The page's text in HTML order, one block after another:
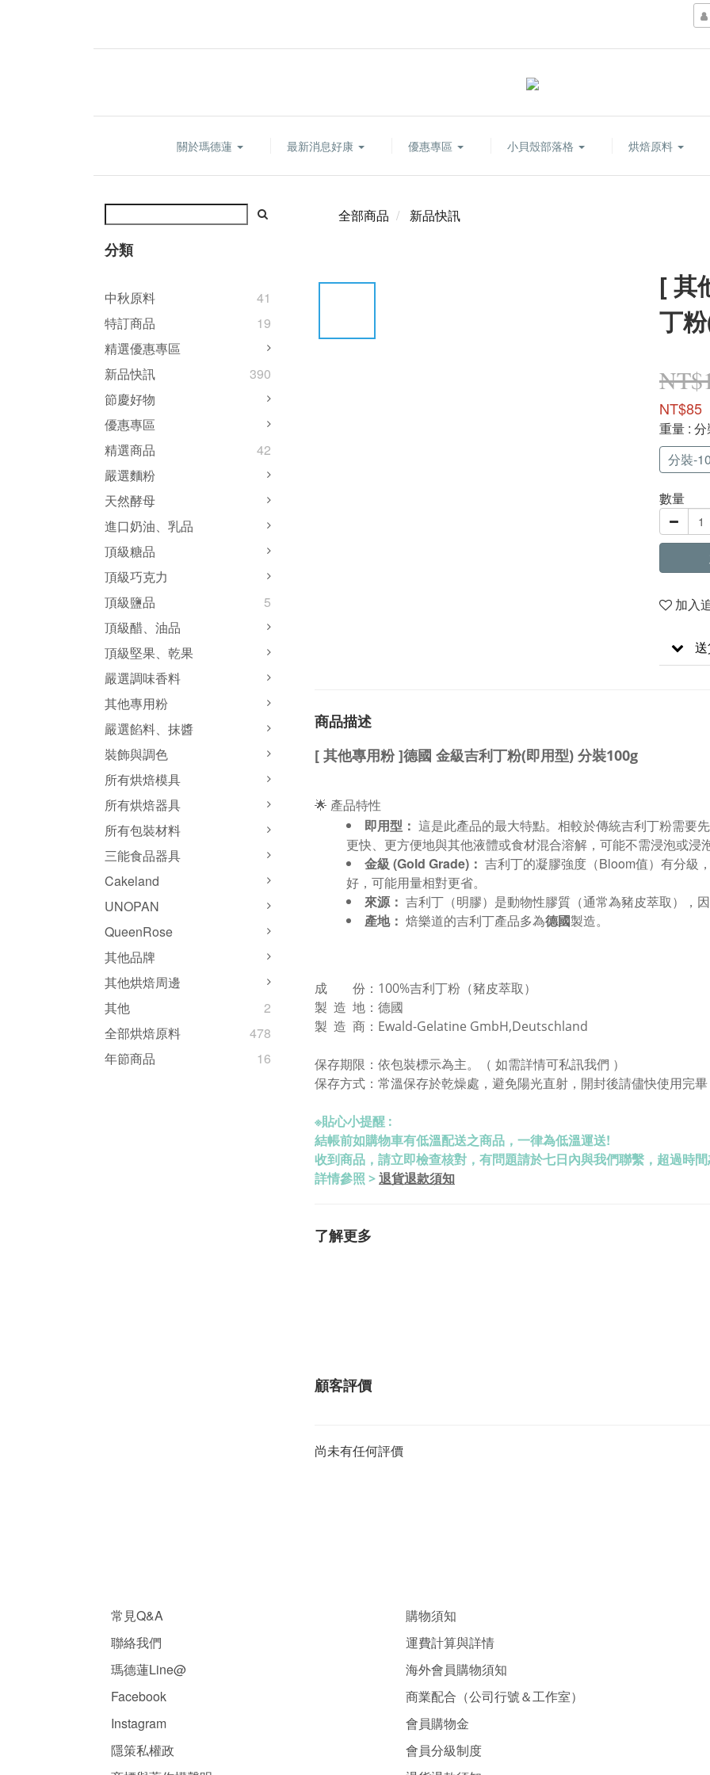
關於瑪德蓮 最新消息好康 優惠專區 小貝殼部落格 烘焙原料
分類
中秋原料
41
特訂商品
19
精選優惠專區
新品快訊
390
節慶好物
優惠專區
精選商品
42
嚴選麵粉
天然酵母
進口奶油、乳品
頂級糖品
頂級巧克力
頂級鹽品
5
頂級醋、油品
頂級堅果、乾果
嚴選調味香料
其他專用粉
嚴選餡料、抹醬
裝飾與調色
所有烘焙模具
所有烘焙器具
所有包裝材料
三能食品器具
Cakeland
UNOPAN
QueenRose
其他品牌
其他烘焙周邊
其他
2
全部烘焙原料
478
年節商品
16
全部商品 新品快訊
[ 其
丁
NT$85
重量 :
分裝-
數量
加入
商品描述
[ 其他專用粉 ]德國 金級吉利丁粉(即用型) 分裝100g
🌟 產品特性
即用型： 這是此產品的最大特點。相較於傳統吉利丁粉需要
更快、更方便地與其他液體或食材混合溶解，可能不需浸泡或浸
金級 (Gold Grade)： 吉利丁的凝膠強度（Bloom值）有分級
好，可能用量相對更省。
來源： 吉利丁（明膠）是動物性膠質（通常為豬皮萃取），
產地： 焙樂道的吉利丁產品多為德國製造。
成 份：100%吉利丁粉（豬皮萃取）
製 造 地：德國
製 造 商：Ewald-Gelatine GmbH,Deutschland
保存期限： 依包裝標示為主。（ 如需詳情可私訊我們 ）
保存方式：常溫保存於乾燥處，避免陽光直射 ，開封後請儘快使用完畢
※貼心小提醒 :
結帳前如購物車有低溫配送之商品，一律為低溫運送!
收到商品，請立即檢查核對，有問題請於七日內與我們聯繫，超過時
詳情參照 >退貨退款須知
了解更多
顧客評價
尚未有任何評價
常見Q&A
聯絡我們
瑪德蓮Line@
Facebook
Instagram
隱策私權政
購物須知
運費計算與詳情
海外會員購物須知
商業配合（公司行號＆工作室）
會員購物金
會員分級制度